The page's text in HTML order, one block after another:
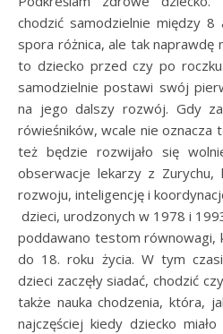
chodzić samodzielnie między 8
spora różnica, ale tak naprawdę
to dziecko przed czy po
samodzielnie postawi swój
na jego dalszy rozwój. Gdy
rówieśników, wcale nie oznacza
też będzie rozwijało się
obserwacje lekarzy z
rozwoju, inteligencję i
dzieci, urodzonych w 1978 i
poddawano testom równowagi,
do 18. roku życia. W tym
dzieci zaczęły siadać, chodzić
także nauka chodzenia, która,
najczęściej kiedy dziecko